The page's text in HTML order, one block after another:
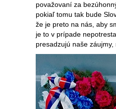
považovaní za
pokiaľ tomu tak bude
že je preto na nás, aby
je to v prípade
presadzujú naše